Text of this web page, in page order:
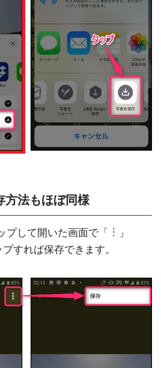
法もほぼ同様
プして開いた画面で「︙」
すれば保存できます。